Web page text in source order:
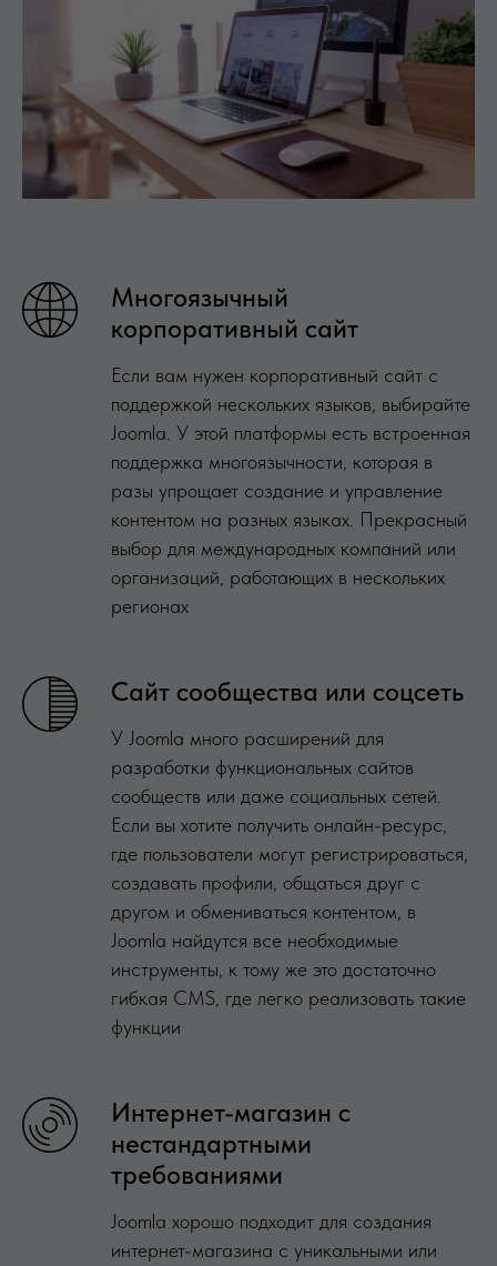
Многоязычный
корпоративный сайт
Если вам нужен корпоративный сайт с
поддержкой нескольких языков, выбирайте
Joomla. У этой платформы есть встроенная
поддержка многоязычности, которая в
разы упрощает создание и управление
контентом на разных языках. Прекрасный
выбор для международных компаний или
организаций, работающих в нескольких
регионах
Сайт сообщества или соцсеть
У Joomla много расширений для
разработки функциональных сайтов
сообществ или даже социальных сетей.
Если вы хотите получить онлайн-ресурс,
где пользователи могут регистрироваться,
создавать профили, общаться друг с
другом и обмениваться контентом, в
Joomla найдутся все необходимые
инструменты, к тому же это достаточно
гибкая CMS, где легко реализовать такие
функции
Интернет-магазин с
нестандартными
требованиями
Joomla хорошо подходит для создания
интернет-магазина с уникальными или